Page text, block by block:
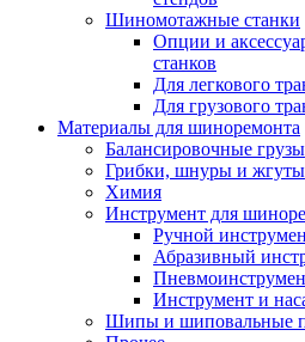
Шиномотажные станки
Опции и
станков
Для легкового
Для грузового
Материалы для шиноремонта
Балансировочные грузы
Грибки, шнуры и жгуты
Химия
Инструмент для
Ручной
Абразивный
Инструмент и
Шипы и шиповальные